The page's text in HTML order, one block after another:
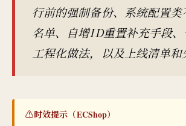
行前的强制备份、系统配置
名单、自增ID重置补充手段
工程化做法，以及上线清单和
⚠️时效提示（ECShop）